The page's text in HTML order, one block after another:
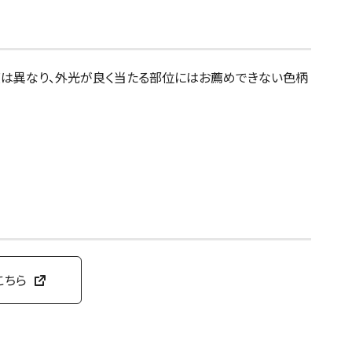
異なり、外光が良く当たる部位にはお薦めできない色柄
ら